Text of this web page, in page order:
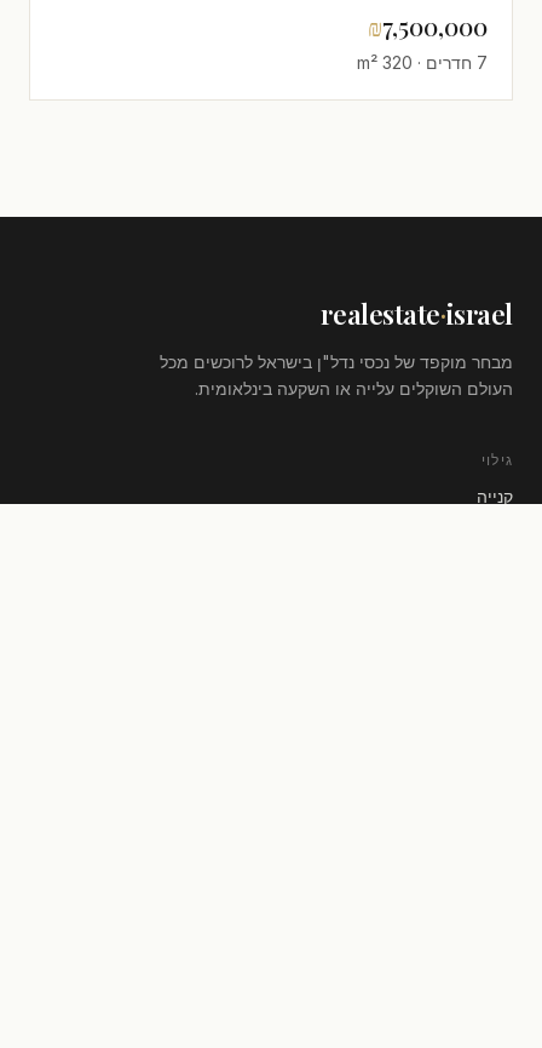
₪7,500,000
7 חדרים · 320 m²
realestate·israel
מבחר מוקפד של נכסי נדל"ן בישראל לרוכשים מכל
העולם השוקלים עלייה או השקעה בינלאומית.
גילוי
קנייה